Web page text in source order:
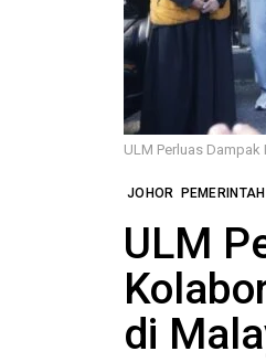
ULM Perluas
JOHOR PEMERINTAH
ULM
di